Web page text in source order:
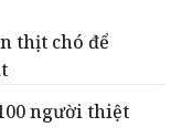
người thiệt
lẻ Nhật Bản